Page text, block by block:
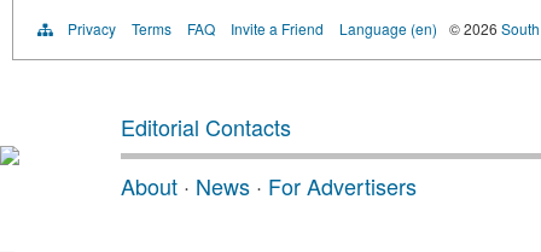
Privacy Terms FAQ Invite a Friend Language (en) © 2026
Editorial Contacts
About · News · For Advertisers